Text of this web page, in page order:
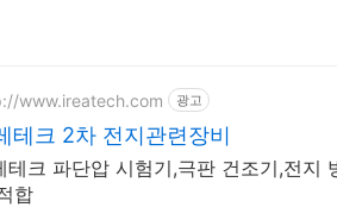
www.ireatech.com 광고
테크 2차 전지관련장비
테크 파단압 시험기,극판 건조기,전지
합